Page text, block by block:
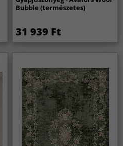
Bubble (természetes)
31 939 Ft